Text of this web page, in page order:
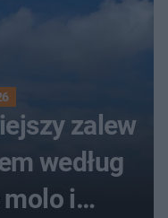
zalew
według
i